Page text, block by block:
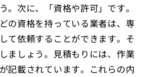
。次に、「資格や許可」です。
の資格を持っている業者は、専
て依頼することができます。そ
ましょう。見積もりには、作業
記載されています。これらの内